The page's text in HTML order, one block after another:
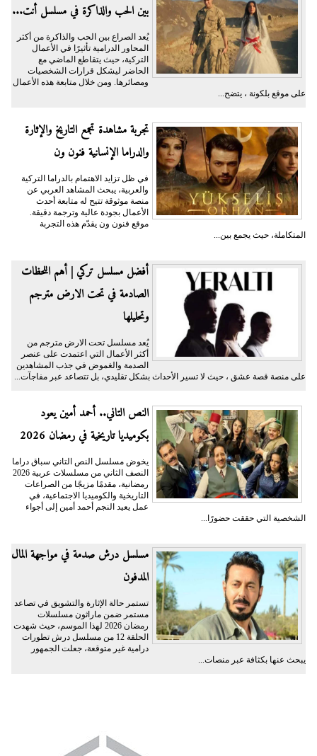
بين الحب والذاكرة في مسلسل أنت...
يُعد الصراع بين الحب والذاكرة من أكثر
المحاور الدرامية تأثيرًا في الأعمال
التركية، حيث يتقاطع الماضي مع
الحاضر ليشكل قرارات الشخصيات
ومصائرها. ومن خلال متابعة هذه الأعمال
على موقع بلكونة ، يتضح...
تجربة مشاهدة تجمع التاريخ والإثارة
والدراما الإنسانية فنون ون
في ظل تزايد الاهتمام بالدراما التركية
والعربية، يبحث المشاهد العربي عن
منصة موثوقة تتيح له متابعة أحدث
الأعمال بجودة عالية وترجمة دقيقة.
موقع فنون ون يقدّم هذه التجربة
المتكاملة، حيث يجمع بين...
أفضل مسلسل تركي | أهم اللحظات
الصادمة في تحت الارض مترجم
وتحليلها
يُعد مسلسل تحت الارض مترجم من
أكثر الأعمال التي اعتمدت على عنصر
الصدمة والغموض في جذب المشاهدين
على منصة قصة عشق ، حيث لا تسير الأحداث بشكل تقليدي، بل تتصاعد عبر مفاجآت...
النص التاني.. أحمد أمين يعود
بكوميديا تاريخية في رمضان 2026
يخوض مسلسل النص التاني سباق دراما
النصف الثاني من مسلسلات عربية 2026
رمضانية، مقدمًا مزيجًا من الصراعات
التاريخية والكوميديا الاجتماعية، في
عمل يعيد النجم أحمد أمين إلى أجواء
الشخصية التي حققت حضورًا...
مسلسل درش صدمة في مواجهة المال
المدفون
تستمر حالة الإثارة والتشويق في تصاعد
مستمر ضمن ماراثون مسلسلات
رمضان 2026 لهذا الموسم، حيث شهدت
الحلقة 12 من مسلسل درش تطورات
درامية غير متوقعة، جعلت الجمهور
يبحث عنها بكثافة عبر منصات...